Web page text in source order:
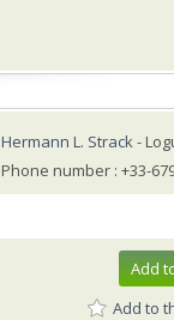
Hermann L. Strack-
Phone number : +33-
Add
Add to